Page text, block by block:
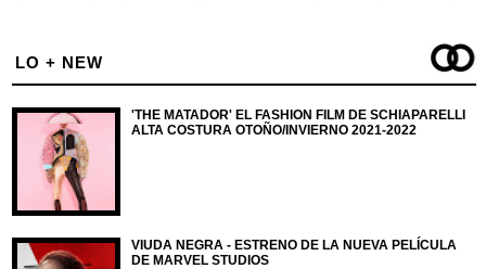
LO + NEW
'THE MATADOR' EL FASHION FILM DE SCHIAPARELLI
ALTA COSTURA OTOÑO/INVIERNO 2021-2022
VIUDA NEGRA - ESTRENO DE LA NUEVA PELÍCULA
DE MARVEL STUDIOS